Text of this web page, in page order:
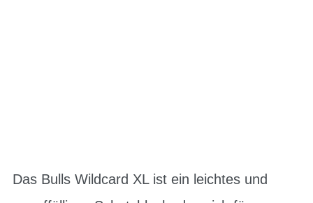
Das Bulls Wildcard XL ist ein leichtes und